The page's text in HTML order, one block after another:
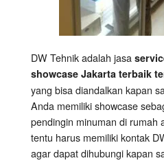
DW Tehnik adalah jasa
showcase Jakarta terbaik
yang bisa diandalkan kapan
Anda memiliki showcase
pendingin minuman di rumah
tentu harus memiliki kontak
agar dapat dihubungi kapan